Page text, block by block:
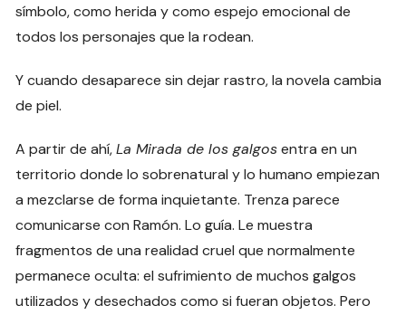
símbolo, como herida y como espejo emocional de
todos los personajes que la rodean.
Y cuando desaparece sin dejar rastro, la novela cambia
de piel.
A partir de ahí,La Mirada de los galgosentra en un
territorio donde lo sobrenatural y lo humano empiezan
a mezclarse de forma inquietante. Trenza parece
comunicarse con Ramón. Lo guía. Le muestra
fragmentos de una realidad cruel que normalmente
permanece oculta: el sufrimiento de muchos galgos
utilizados y desechados como si fueran objetos. Pero